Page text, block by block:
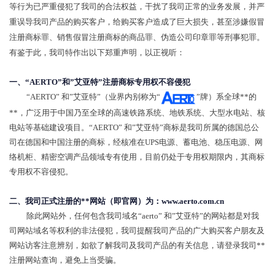
等行为已严重侵犯了我司的合法权益，干扰了我司正常的业务发展，并严
重误导我司产品的购买客户，给购买客户造成了巨大损失，甚至涉嫌假冒
注册商标罪、销售假冒注册商标的商品罪、伪造公司印章罪等刑事犯罪。
有鉴于此，我司特作出以下郑重声明，以正视听：
一、“AERTO”和”艾亚特”注册商标专用权不容侵犯
“AERTO” 和”艾亚特”（业界内别称为“
”牌）系全球**的
**，广泛用于中国乃至全球的高速铁路系统、地铁系统、大型水电站、核
电站等基础建设项目。“AERTO” 和”艾亚特”商标是我司所属的德国总公
司在德国和中国注册的商标，经核准在UPS电源、蓄电池、稳压电源、网
络机柜、精密空调产品领域专有使用，目前仍处于专用权期限内，其商标
专用权不容侵犯。
二、我司正式注册的**网站（即官网）为： www.aerto.com.cn
除此网站外，任何包含我司域名“aerto” 和”艾亚特”的网站都是对我
司网站域名等权利的非法侵犯，我司提醒我司产品的广大购买客户朋友及
网站访客注意辨别，如欲了解我司及我司产品的有关信息，请登录我司**
注册网站查询，避免上当受骗。